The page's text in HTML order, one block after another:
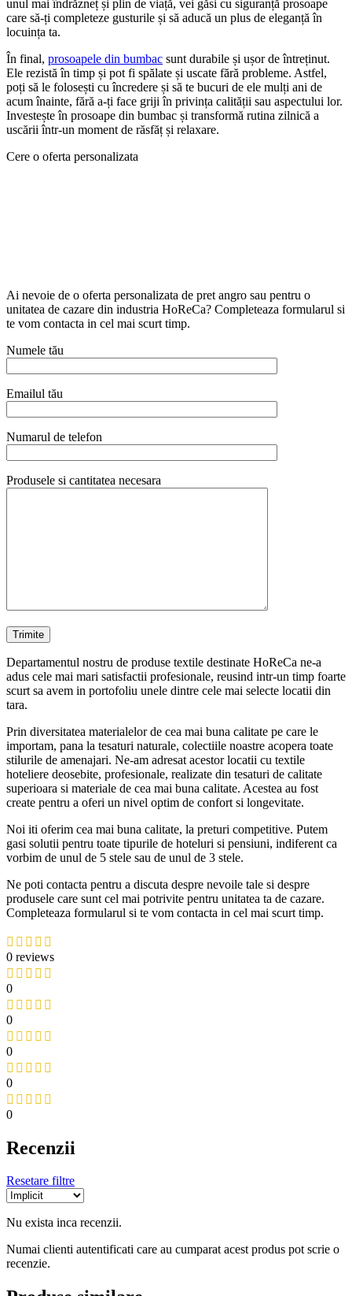
unul mai îndrăzneț și plin de viață, vei găsi cu siguranță prosoape
care să-ți completeze gusturile și să aducă un plus de eleganță în
locuința ta.
În final, prosoapele din bumbac sunt durabile și ușor de întreținut.
Ele rezistă în timp și pot fi spălate și uscate fără probleme. Astfel,
poți să le folosești cu încredere și să te bucuri de ele mulți ani de
acum înainte, fără a-ți face griji în privința calității sau aspectului lor.
Investește în prosoape din bumbac și transformă rutina zilnică a
uscării într-un moment de răsfăț și relaxare.
Cere o oferta personalizata
Ai nevoie de o oferta personalizata de pret angro sau pentru o
unitatea de cazare din industria HoReCa? Completeaza formularul si
te vom contacta in cel mai scurt timp.
Numele tău
Emailul tău
Numarul de telefon
Produsele si cantitatea necesara
Departamentul nostru de produse textile destinate HoReCa ne-a
adus cele mai mari satisfactii profesionale, reusind intr-un timp foarte
scurt sa avem in portofoliu unele dintre cele mai selecte locatii din
tara.
Prin diversitatea materialelor de cea mai buna calitate pe care le
importam, pana la tesaturi naturale, colectiile noastre acopera toate
stilurile de amenajari. Ne-am adresat acestor locatii cu textile
hoteliere deosebite, profesionale, realizate din tesaturi de calitate
superioara si materiale de cea mai buna calitate. Acestea au fost
create pentru a oferi un nivel optim de confort si longevitate.
Noi iti oferim cea mai buna calitate, la preturi competitive. Putem
gasi solutii pentru toate tipurile de hoteluri si pensiuni, indiferent ca
vorbim de unul de 5 stele sau de unul de 3 stele.
Ne poti contacta pentru a discuta despre nevoile tale si despre
produsele care sunt cel mai potrivite pentru unitatea ta de cazare.
Completeaza formularul si te vom contacta in cel mai scurt timp.
0 reviews
0
0
0
0
0
Recenzii
Resetare filtre
Nu exista inca recenzii.
Numai clienti autentificati care au cumparat acest produs pot scrie o
recenzie.